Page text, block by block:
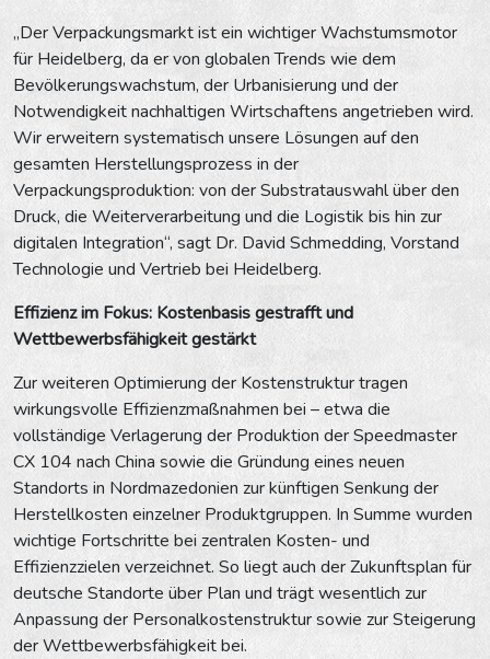
„Der Verpackungsmarkt ist ein wichtiger Wachstumsmotor
für Heidelberg, da er von globalen Trends wie dem
Bevölkerungswachstum, der Urbanisierung und der
Notwendigkeit nachhaltigen Wirtschaftens angetrieben wird.
Wir erweitern systematisch unsere Lösungen auf den
gesamten Herstellungsprozess in der
Verpackungsproduktion: von der Substratauswahl über den
Druck, die Weiterverarbeitung und die Logistik bis hin zur
digitalen Integration“, sagt Dr. David Schmedding, Vorstand
Technologie und Vertrieb bei Heidelberg.
Effizienz im Fokus: Kostenbasis gestrafft und
Wettbewerbsfähigkeit gestärkt
Zur weiteren Optimierung der Kostenstruktur tragen
wirkungsvolle Effizienzmaßnahmen bei – etwa die
vollständige Verlagerung der Produktion der Speedmaster
CX 104 nach China sowie die Gründung eines neuen
Standorts in Nordmazedonien zur künftigen Senkung der
Herstellkosten einzelner Produktgruppen. In Summe wurden
wichtige Fortschritte bei zentralen Kosten- und
Effizienzzielen verzeichnet. So liegt auch der Zukunftsplan für
deutsche Standorte über Plan und trägt wesentlich zur
Anpassung der Personalkostenstruktur sowie zur Steigerung
der Wettbewerbsfähigkeit bei.